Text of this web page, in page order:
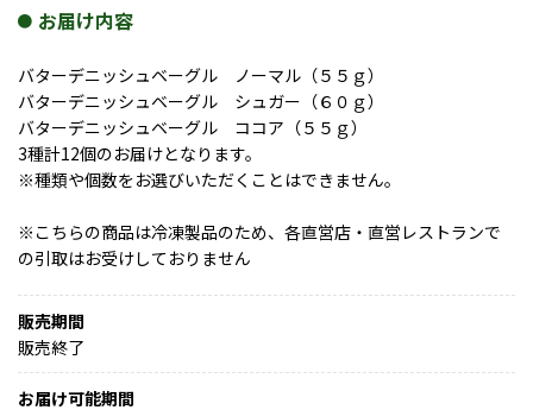
お届け内容
バターデニッシュベーグル ノーマル（５５ｇ）
バターデニッシュベーグル シュガー（６０ｇ）
バターデニッシュベーグル ココア（５５ｇ）
3種計12個のお届けとなります。
※種類や個数をお選びいただくことはできません。
※こちらの商品は冷凍製品のため、各直営店・直営レストランで
の引取はお受けしておりません
販売期間
販売終了
お届け可能期間